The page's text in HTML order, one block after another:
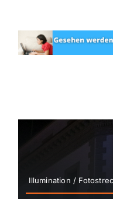
Illumination /